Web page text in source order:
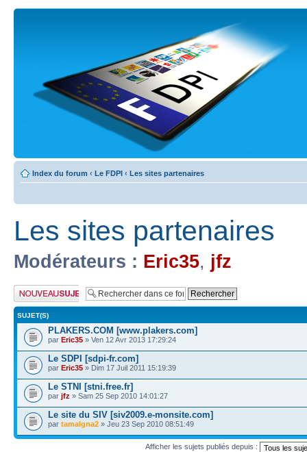
Index du forum ‹ Le FDPI ‹ Les sites partenaires
Les sites partenaires
Modérateurs : Eric35, jfz
Publier un nouveau
sujet
SUJET(S)
PLAKERS.COM [www.plakers.com]
par Eric35 » Ven 12 Avr 2013 17:29:24
Le SDPI [sdpi-fr.com]
par Eric35 » Dim 17 Juil 2011 15:19:39
Le STNI [stni.free.fr]
par jfz » Sam 25 Sep 2010 14:01:27
Le site du SIV [siv2009.e-monsite.com]
par tamalgna2 » Jeu 23 Sep 2010 08:51:49
Afficher les sujets publiés depuis :